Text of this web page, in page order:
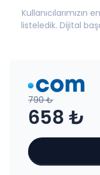
listeledik. Dijital
790 ₺
658 ₺